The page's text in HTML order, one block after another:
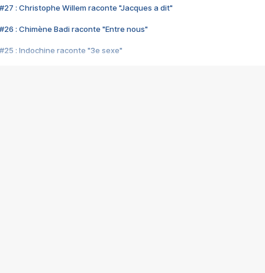
#27 : Christophe Willem raconte "Jacques a dit"
#26 : Chimène Badi raconte "Entre nous"
#25 : Indochine raconte "3e sexe"